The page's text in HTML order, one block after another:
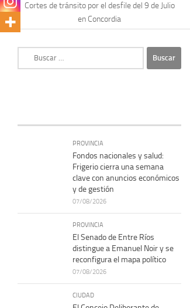
Cortes de tránsito por el desfile del 9 de Julio
en Concordia
PROVINCIA
Fondos nacionales y salud:
Frigerio cierra una semana
clave con anuncios económicos
y de gestión
07/08/2026
PROVINCIA
El Senado de Entre Ríos
distingue a Emanuel Noir y se
reconfigura el mapa político
07/08/2026
CIUDAD